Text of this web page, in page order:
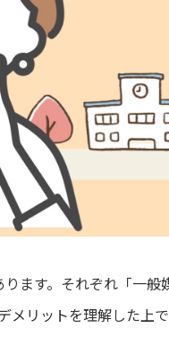
ます。それぞれ「一般
リットを理解した上